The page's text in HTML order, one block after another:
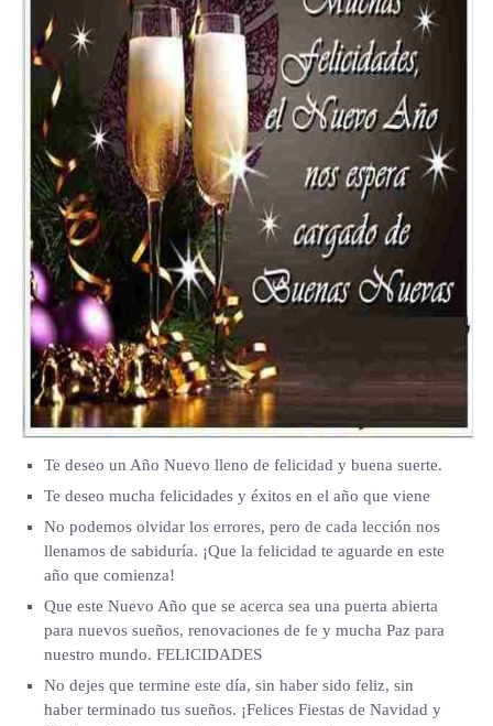
Te deseo un Año Nuevo lleno de felicidad y buena suerte.
Te deseo mucha felicidades y éxitos en el año que viene
No podemos olvidar los errores, pero de cada lección nos
llenamos de sabiduría. ¡Que la felicidad te aguarde en este
año que comienza!
Que este Nuevo Año que se acerca sea una puerta abierta
para nuevos sueños, renovaciones de fe y mucha Paz para
nuestro mundo. FELICIDADES
No dejes que termine este día, sin haber sido feliz, sin
haber terminado tus sueños. ¡Felices Fiestas de Navidad y